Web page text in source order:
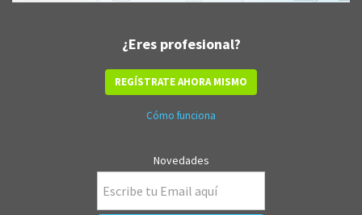
¿Eres profesional?
REGÍSTRATE AHORA MISMO
Cómo funciona
Novedades